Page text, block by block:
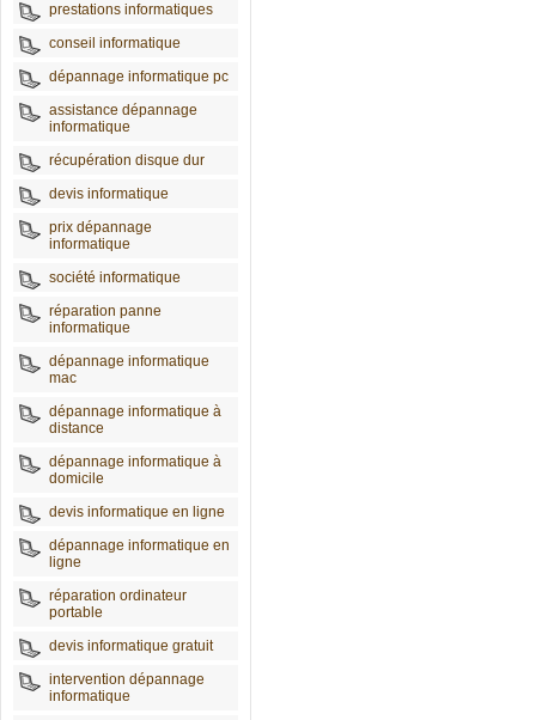
prestations informatiques
conseil informatique
dépannage informatique pc
assistance dépannage
informatique
récupération disque dur
devis informatique
prix dépannage
informatique
société informatique
réparation panne
informatique
dépannage informatique
mac
dépannage informatique à
distance
dépannage informatique à
domicile
devis informatique en ligne
dépannage informatique en
ligne
réparation ordinateur
portable
devis informatique gratuit
intervention dépannage
informatique